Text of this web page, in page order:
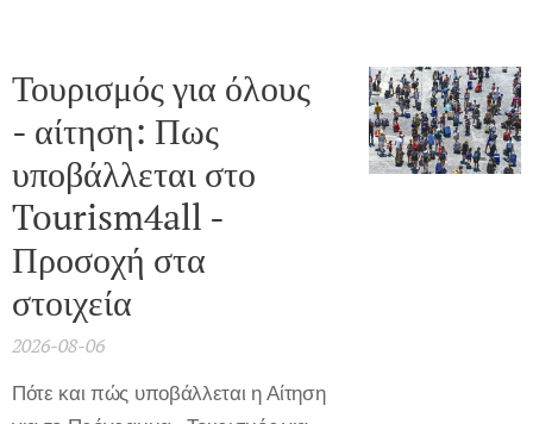
Τουρισμός για όλους
- αίτηση: Πως
υποβάλλεται στο
Tourism4all -
Προσοχή στα
στοιχεία
2026-08-06
Πότε και πώς υποβάλλεται η Αίτηση